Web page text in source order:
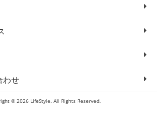
わせ
© 2026 LifeStyle. All Rights Reserved.